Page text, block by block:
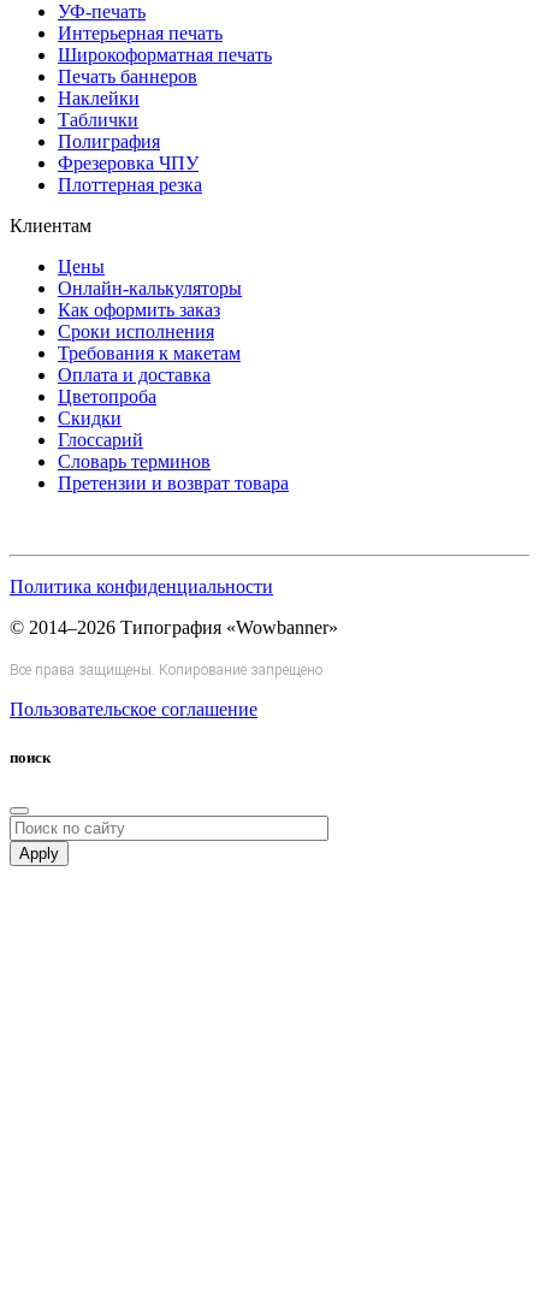
УФ-печать
Интерьерная печать
Широкоформатная печать
Печать баннеров
Наклейки
Таблички
Полиграфия
Фрезеровка ЧПУ
Плоттерная резка
Клиентам
Цены
Онлайн-калькуляторы
Как оформить заказ
Сроки исполнения
Требования к макетам
Оплата и доставка
Цветопроба
Скидки
Глоссарий
Словарь терминов
Претензии и возврат товара
Политика конфиденциальности
© 2014–2026 Типография «Wowbanner»
Все права защищены. Копирование запрещено
Пользовательское соглашение
поиск